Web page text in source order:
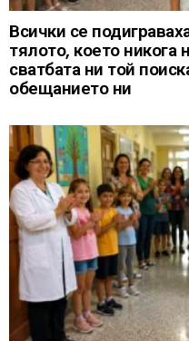
Всички се
тялото, което никога
сватбата ни той
обещанието ни